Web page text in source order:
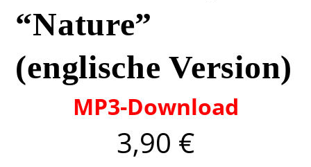
“Nature”
(englische Version)
MP3-Download
3,90 €